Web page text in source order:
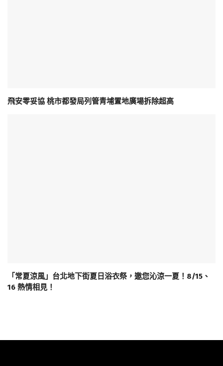
飛安零妥協 桃市都發局列管青埔置地廣場拆除超高
「常夏涼風」台北地下街夏日浴衣祭，邀您沁涼一夏！8/15、
16 熱情相見！